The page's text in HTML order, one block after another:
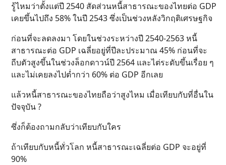
รู้ไหมว่าตั้งแต่ปี 2540 สัดส่วนหนี้สาธารณะของไทยต่อ GDP
เคยขึ้นไปถึง 58% ในปี 2543 ซึ่งเป็นช่วงหลังวิกฤติเศรษฐกิจ
ก่อนที่จะลดลงมา โดยในช่วงระหว่างปี 2540-2563 หนี้
สาธารณะต่อ GDP เฉลี่ยอยู่ที่ปีละประมาณ 45% ก่อนที่จะ
ถีบตัวสูงขึ้นในช่วงล็อกดาวน์ปี 2564 และไต่ระดับขึ้นเรื่อย ๆ
และไม่เคยลงไปต่ำกว่า 60% ต่อ GDP อีกเลย
แล้วหนี้สาธารณะของไทยถือว่าสูงไหม เมื่อเทียบกับที่อื่นใน
ปัจจุบัน ?
ซึ่งก็ต้องถามกลับว่าเทียบกับใคร
ถ้าเทียบกับหนี้ทั่วโลก หนี้สาธารณะเฉลี่ยต่อ GDP จะอยู่ที่
90%